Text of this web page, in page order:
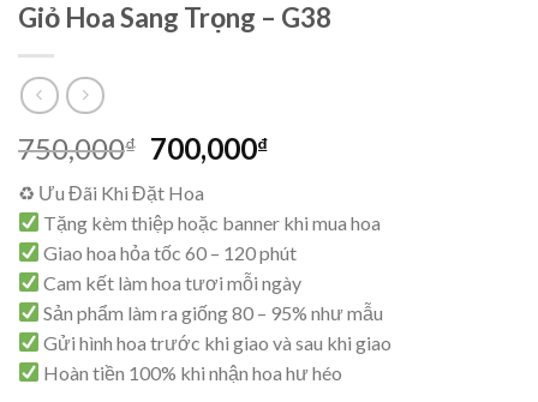
Giỏ Hoa Sang Trọng – G38
750,000₫ Giá
là:
750,000₫.
700,000₫Giá
là:
700,000₫.
♻ Ưu Đãi Khi Đặt Hoa
Tặng kèm thiệp hoặc banner khi mua hoa
Giao hoa hỏa tốc 60 – 120 phút
Cam kết làm hoa tươi mỗi ngày
Sản phẩm làm ra giống 80 – 95% như mẫu
Gửi hình hoa trước khi giao và sau khi giao
Hoàn tiền 100% khi nhận hoa hư héo